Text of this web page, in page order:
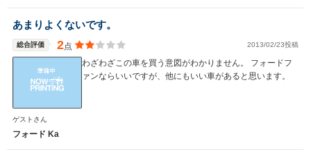
あまりよくないです。
総合評価 2点 2013/02/23投稿
わざわざこの車を買う意図がわかりません。 フォードフ
ァンならいいですが、他にもいい車があると思います。
ゲストさん
フォード Ka